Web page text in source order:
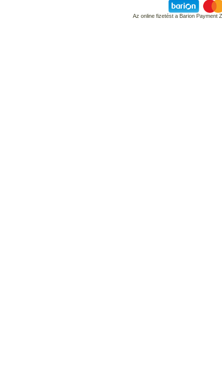
Az online fizetést a Barion Payment